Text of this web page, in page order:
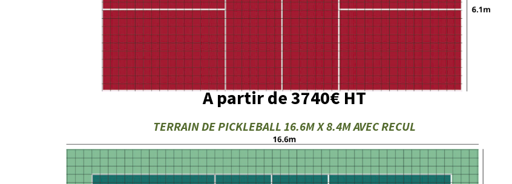
A partir de 3740€ HT
TERRAIN DE PICKLEBALL 16.6M X 8.4M AVEC RECUL